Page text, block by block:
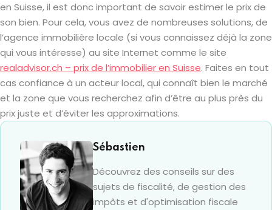
en Suisse, il est donc important de savoir estimer le prix de
son bien. Pour cela, vous avez de nombreuses solutions, de
l’agence immobilière locale (si vous connaissez déjà la zone
qui vous intéresse) au site Internet comme le site
realadvisor.ch – prix de l’immobilier en Suisse. Faites en tout
cas confiance à un acteur local, qui connaît bien le marché
et la zone que vous recherchez afin d’être au plus près du
prix juste et d’éviter les approximations.
Sébastien
Découvrez des conseils sur des
sujets de fiscalité, de gestion des
impôts et d'optimisation fiscale